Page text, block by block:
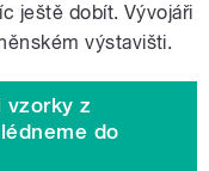
ještě dobít. Vývojáři
výstavišti.
vzorky z
do